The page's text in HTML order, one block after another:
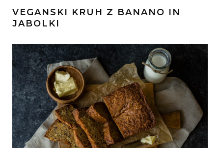
VEGANSKI KRUH Z BANANO IN
JABOLKI